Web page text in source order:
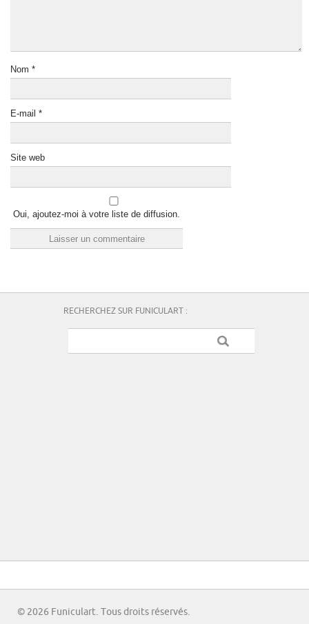
Nom *
E-mail *
Site web
Oui, ajoutez-moi à votre liste de diffusion.
RECHERCHEZ SUR FUNICULART :
© 2026 Funiculart. Tous droits réservés.